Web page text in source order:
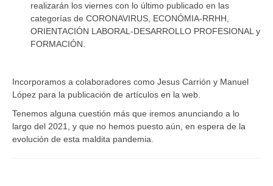
realizarán los viernes con lo último publicado en las
categorías de CORONAVIRUS, ECONÓMIA-RRHH,
ORIENTACIÓN LABORAL-DESARROLLO PROFESIONAL y
FORMACIÓN.
Incorporamos a colaboradores como Jesus Carrión y Manuel
López para la publicación de artículos en la web.
Tenemos alguna cuestión más que iremos anunciando a lo
largo del 2021, y que no hemos puesto aún, en espera de la
evolución de esta maldita pandemia.